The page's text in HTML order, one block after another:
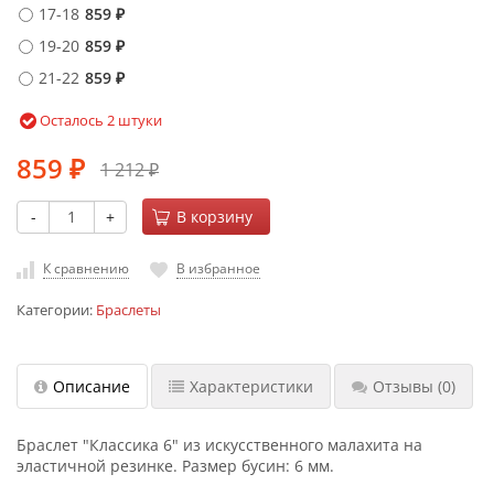
17-18 859 ₽
19-20 859 ₽
21-22 859 ₽
Осталось 2 штуки
859 ₽ 1 212₽
- + В корзину
К сравнению В избранное
Категории: Браслеты
Описание Характеристики Отзывы (0)
Браслет "Классика 6" из искусственного малахита на
эластичной резинке. Размер бусин: 6 мм.